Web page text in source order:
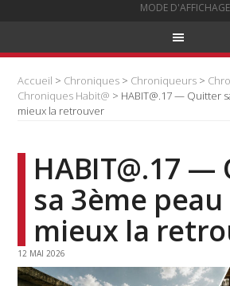
MODE
Accueil > Chroniques > Chroniqueurs >
Chroniques Habit@ > HABIT@.17 — Quitter
mieux la retrouver
HABIT@.17
sa 3ème
mieux la
12 MAI 2026